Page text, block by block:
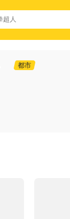
都市